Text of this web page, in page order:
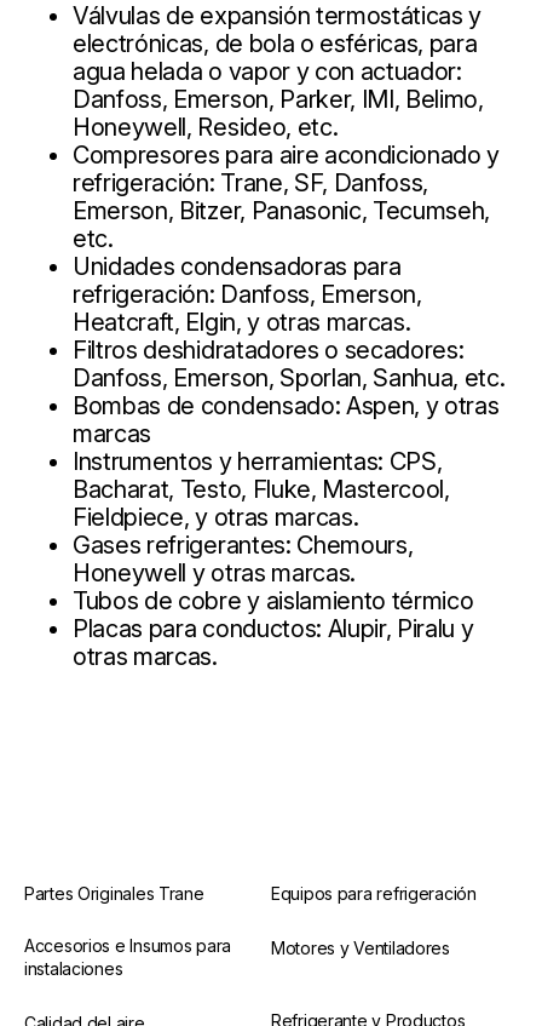
Válvulas de expansión termostáticas y
electrónicas, de bola o esféricas, para
agua helada o vapor y con actuador:
Danfoss, Emerson, Parker, IMI, Belimo,
Honeywell, Resideo, etc.
Compresores para aire acondicionado y
refrigeración: Trane, SF, Danfoss,
Emerson, Bitzer, Panasonic, Tecumseh,
etc.
Unidades condensadoras para
refrigeración: Danfoss, Emerson,
Heatcraft, Elgin, y otras marcas.
Filtros deshidratadores o secadores:
Danfoss, Emerson, Sporlan, Sanhua, etc.
Bombas de condensado: Aspen, y otras
marcas
Instrumentos y herramientas: CPS,
Bacharat, Testo, Fluke, Mastercool,
Fieldpiece, y otras marcas.
Gases refrigerantes: Chemours,
Honeywell y otras marcas.
Tubos de cobre y aislamiento térmico
Placas para conductos: Alupir, Piralu y
otras marcas.
Partes Originales Trane Equipos para refrigeración
Accesorios e Insumos para
instalaciones
Motores y Ventiladores
Refrigerante y Productos